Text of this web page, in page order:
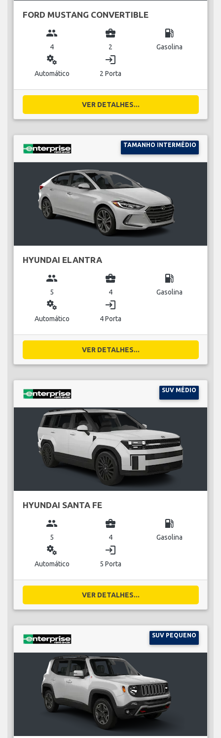
FORD MUSTANG CONVERTIBLE
group
4
business_center
2
local_gas_station
Gasolina
miscellaneous_services
Automático
login
2 Porta
VER DETALHES...
TAMANHO INTERMÉDIO
HYUNDAI ELANTRA
group
5
business_center
4
local_gas_station
Gasolina
miscellaneous_services
Automático
login
4 Porta
VER DETALHES...
SUV MÉDIO
HYUNDAI SANTA FE
group
5
business_center
4
local_gas_station
Gasolina
miscellaneous_services
Automático
login
5 Porta
VER DETALHES...
SUV PEQUENO